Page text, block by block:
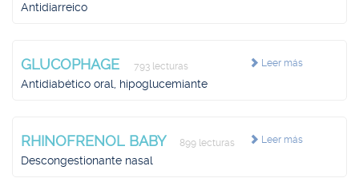
Antidiarreico
Leer más
GLUCOPHAGE 793 lecturas
Antidiabético oral, hipoglucemiante
Leer más
RHINOFRENOL BABY 899 lecturas
Descongestionante nasal